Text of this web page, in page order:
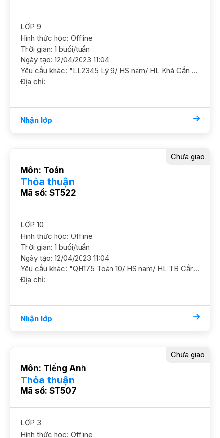
LỚP 9
Hình thức học: Offline
Thời gian: 1 buổi/tuần
Ngày tạo: 12/04/2023 11:04
Yêu cầu khác: "LL2345 Lý 9/ HS nam/ HL Khá Cần nắm chắc kiến thức và ôn luyện thêm Mục tiêu thi chuyên Lý YC GS nam nữ ok DC Trung Hòa, Nhân Chính Học các buổi chiều trừ t4"
Địa chỉ:
Nhận lớp
Môn: Toán
Thỏa thuận
Mã số: ST522
Chưa giao
LỚP 10
Hình thức học: Offline
Thời gian: 1 buổi/tuần
Ngày tạo: 12/04/2023 11:04
Yêu cầu khác: "QH175 Toán 10/ HS nam/ HL TB Cần nắm chắc kiến thức cơ bản Mục tiêu 8+ GS nam. ĐC Ngõ Lệnh Cư, Khâm Thiên"
Địa chỉ:
Nhận lớp
Môn: Tiếng Anh
Thỏa thuận
Mã số: ST507
Chưa giao
LỚP 3
Hình thức học: Offline